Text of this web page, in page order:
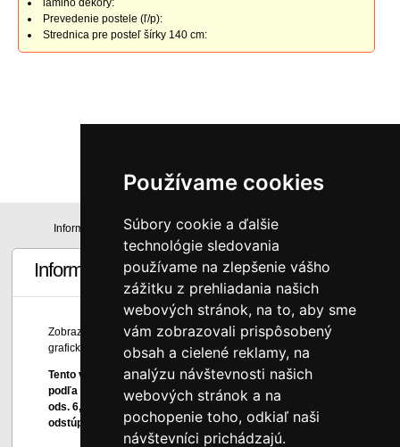
Používame cookies
Súbory cookie a ďalšie
technológie sledovania
používame na zlepšenie vášho
zážitku z prehliadania našich
webových stránok, na to, aby sme
vám zobrazovali prispôsobený
obsah a cielené reklamy, na
analýzu návštevnosti našich
webových stránok a na
pochopenie toho, odkiaľ naši
návštevníci prichádzajú.
lamino dekóry:
Prevedenie postele (ľ/p):
Strednica pre posteľ šírky 140 cm:
Informácie Technická špecifikácia
Informácie
Zobrazené farby sú len informatívne a môžu byť skreslené
grafickou úpravou a nastavením monitora.
Tento výrobok je atypickým výrobkom vyrobeným na mieru,
podľa osobitných požiadaviek spotrebiteľa, preto podľa § 7
ods. 6, písm. c) zákona č. 102/2014 Z. z. spotrebiteľ nemôže
odstúpiť od zmluvy bez súhlasu predávajúceho.